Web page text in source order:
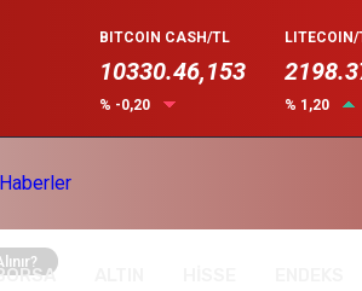
BITCOIN CASH/TL
10330.46,153
% -0,20
LITECOIN/
% 1,20